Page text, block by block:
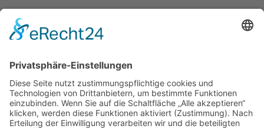
Store Viernheim
Store Berlin
Handelspartner Köln
SICHERE BEZAHLUNG